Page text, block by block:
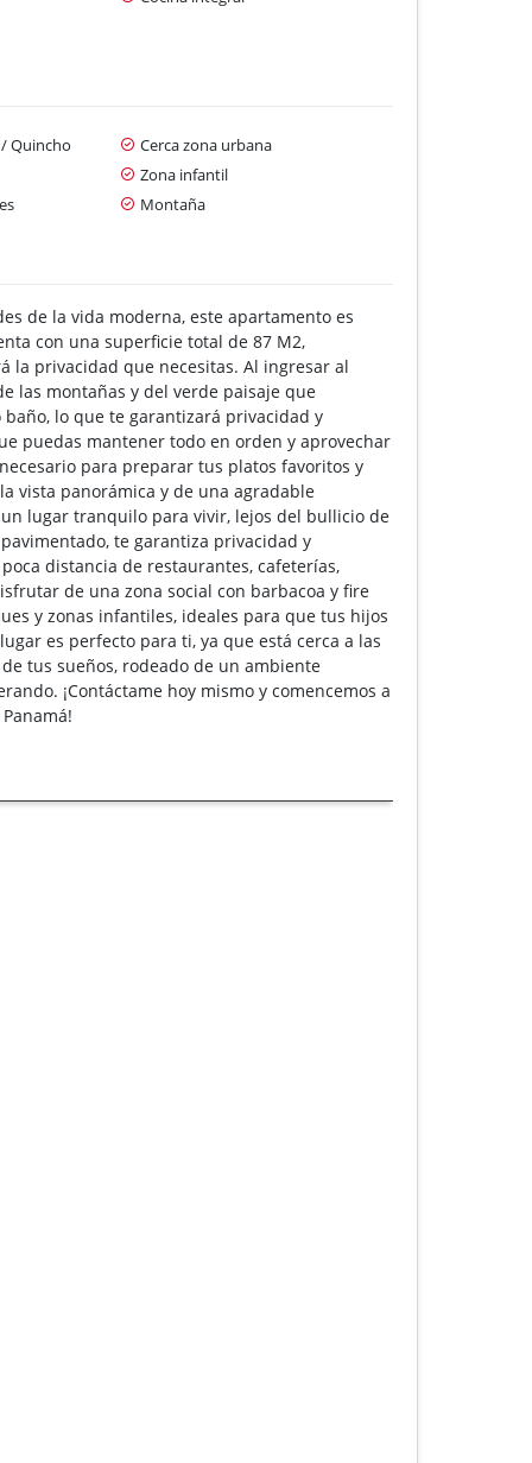
Quincho
Cerca zona urbana
Zona infantil
Montaña
de la vida moderna, este apartamento es
con una superficie total de 87 M2,
la privacidad que necesitas. Al ingresar al
las montañas y del verde paisaje que
lo que te garantizará privacidad y
puedas mantener todo en orden y aprovechar
para preparar tus platos favoritos y
vista panorámica y de una agradable
lugar tranquilo para vivir, lejos del bullicio de
te garantiza privacidad y
distancia de restaurantes, cafeterías,
de una zona social con barbacoa y fire
y zonas infantiles, ideales para que tus hijos
es perfecto para ti, ya que está cerca a las
tus sueños, rodeado de un ambiente
¡Contáctame hoy mismo y comencemos a